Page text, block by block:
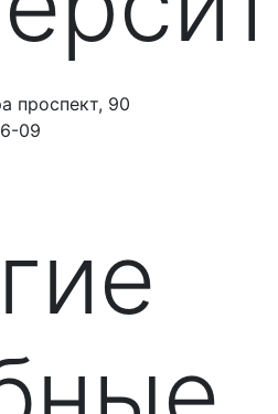
проспект, 90
09